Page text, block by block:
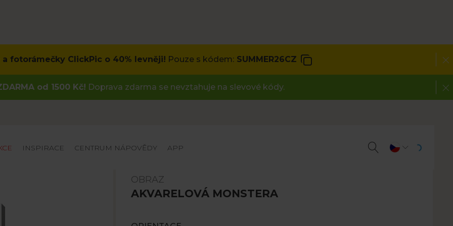
fotorámečky ClickPic o 40% levněji! Pouze s kódem: SUMMER26CZ
od 1500 Kč! Doprava zdarma se nevztahuje na slevové kódy.
INSPIRACE CENTRUM NÁPOVĚDY APP
OBRAZ
AKVARELOVÁ MONSTERA